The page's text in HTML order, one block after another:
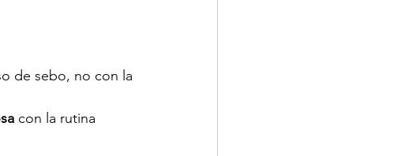
de sebo, no con la
con la rutina